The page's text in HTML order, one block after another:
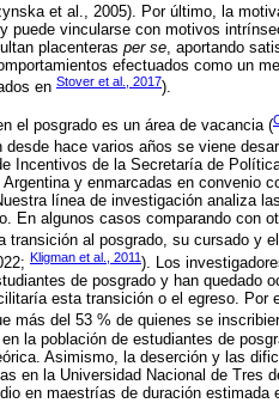
et al., 2005). Por último, la
puede vincularse con motivos
placenteras per se , aportando
efectuados como un
en Stover et al., 2017).
el posgrado es un área de vacancia (
desde hace varios años se viene
Incentivos de la Secretaría de
y enmarcadas en convenio
línea de investigación analiza
En algunos casos comparando con
transición al posgrado, su cursado y
Kligman et al., 2011). Los
de posgrado y han quedado
esta transición o el egreso. Por
más del 53 % de quienes se
la población de estudiantes de
Asimismo, la deserción y las
en la Universidad Nacional de Tres
en maestrías de duración estimada